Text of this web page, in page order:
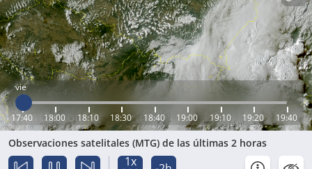
vie
17:40 18:00 18:10 18:30 18:40 19:00 19:10 19:20 19:40
Observaciones satelitales (MTG) de las últimas 2 horas
1x